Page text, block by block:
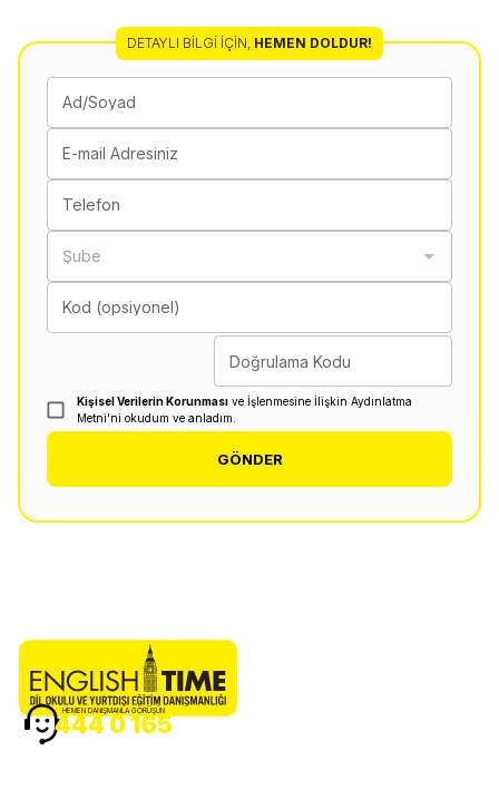
DETAYLI BILGI İÇIN, HEMEN DOLDUR!
Ad/Soyad
E-mail Adresiniz
Telefon
Şube
Kod (opsiyonel)
Doğrulama Kodu
Kişisel Verilerin Korunması ve İşlenmesine İlişkin Aydınlatma
Metni'ni okudum ve anladım.
GÖNDER
HEMEN DANIŞMANLA GÖRÜŞÜN
444 0 165